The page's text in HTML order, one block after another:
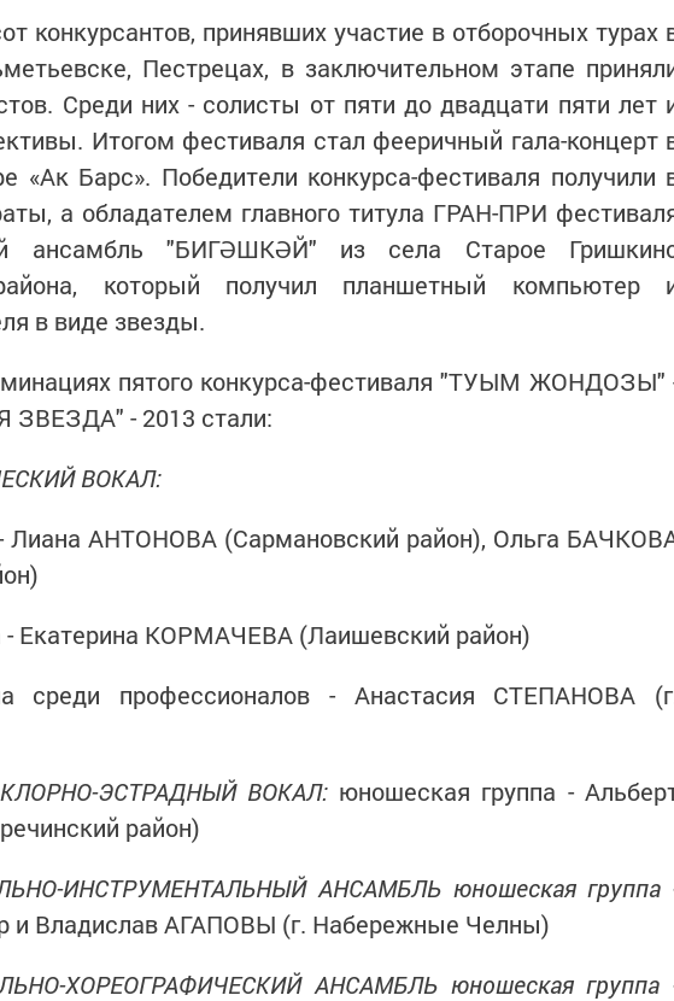
конкурсантов, принявших участие в отборочных турах
Пестрецах, в заключительном этапе
Среди них - солисты от пяти до двадцати пяти лет
Итогом фестиваля стал фееричный гала-концерт
«Ак Барс». Победители конкурса-фестиваля получили
а обладателем главного титула ГРАН-ПРИ
ансамбль "БИГӘШКӘЙ" из села Старое
который получил планшетный компьютер
в виде звезды.
пятого конкурса-фестиваля "ТУЫМ ЖОНДОЗЫ"
- 2013 стали:
ВОКАЛ:
Лиана АНТОНОВА (Сармановский район), Ольга
- Екатерина КОРМАЧЕВА (Лаишевский район)
среди профессионалов - Анастасия СТЕПАНОВА
ЭСТРАДНЫЙ ВОКАЛ:юношеская группа -
район)
ИНСТРУМЕНТАЛЬНЫЙ АНСАМБЛЬ юношеская группа
и Владислав АГАПОВЫ (г. Набережные Челны)
ХОРЕОГРАФИЧЕСКИЙ АНСАМБЛЬ юношеская группа